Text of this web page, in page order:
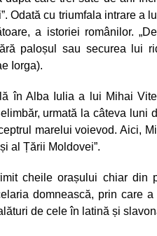
Odată cu triumfala intrare a
a istoriei românilor.
paloșul sau securea lui
Iorga).
în Alba Iulia a lui Mihai
urmată la câteva luni
marelui voievod. Aici,
al Țării Moldovei”.
cheile orașului chiar din
domnească, prin care
de cele în latină și